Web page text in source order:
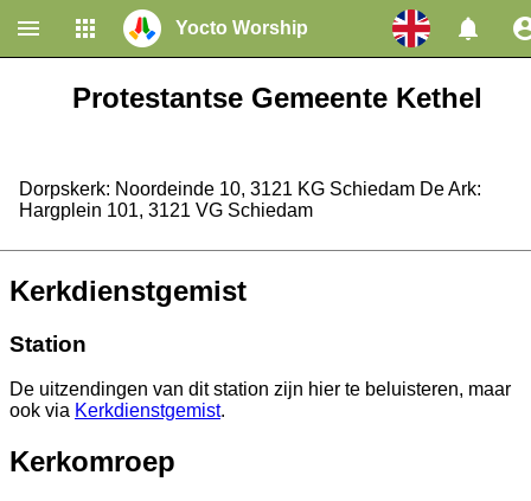
Yocto Worship
Congregations
Protestantse Gemeente Kethel
Dorpskerk: Noordeinde 10, 3121 KG Schiedam De Ark:
Hargplein 101, 3121 VG Schiedam
Kerkdienstgemist
Station
De uitzendingen van dit station zijn hier te beluisteren, maar
ook via Kerkdienstgemist.
Kerkomroep